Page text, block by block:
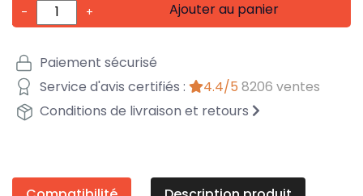
- + Ajouter au panier
Paiement sécurisé
Service d'avis certifiés :
4.4/5 8206 ventes
Conditions de livraison et retours